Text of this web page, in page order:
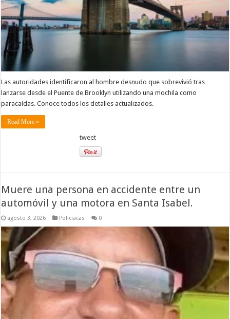
Las autoridades identificaron al hombre desnudo que sobrevivió tras
lanzarse desde el Puente de Brooklyn utilizando una mochila como
paracaídas. Conoce todos los detalles actualizados.
Read More »
tweet
Muere una persona en accidente entre un
automóvil y una motora en Santa Isabel.
agosto 3, 2026 Policiacas 0